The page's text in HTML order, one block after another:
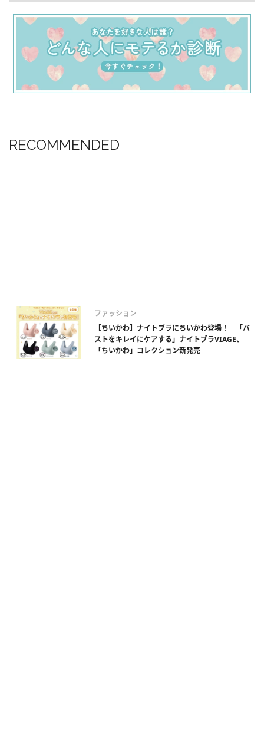
RECOMMENDED
ファッション
【ちいかわ】ナイトブラにちいかわ登場！ 「バ
ストをキレイにケアする」ナイトブラVIAGE、
「ちいかわ」コレクション新発売